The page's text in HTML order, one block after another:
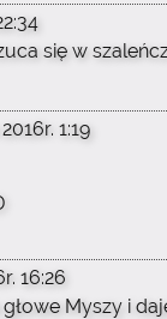
się w
1:19
16:26
Myszy i